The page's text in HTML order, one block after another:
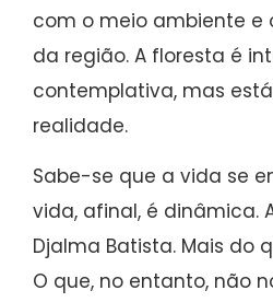
com o meio ambiente e
da região. A floresta é
contemplativa, mas
realidade.
Sabe-se que a vida se
vida, afinal, é dinâmica.
Djalma Batista. Mais do
O que, no entanto, não